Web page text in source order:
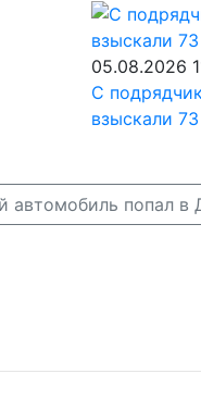
05.08.2026
С
взыскали